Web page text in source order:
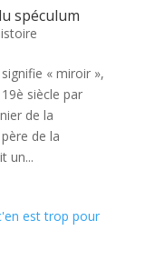
spéculum
« miroir »,
siècle par
de la
de la
un...